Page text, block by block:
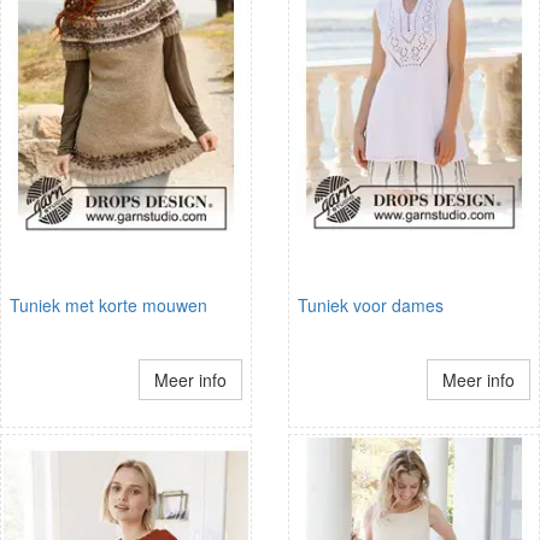
Tuniek met korte mouwen
Meer info
Tuniek voor dames
Meer info